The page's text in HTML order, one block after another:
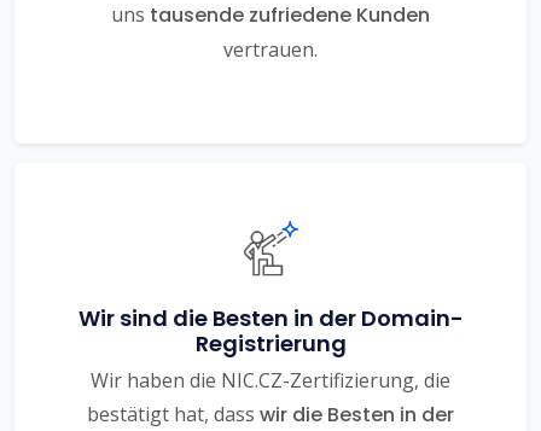
uns tausende zufriedene Kunden
vertrauen.
Wir sind die Besten in der Domain-
Registrierung
Wir haben die NIC.CZ-Zertifizierung, die
bestätigt hat, dass wir die Besten in der